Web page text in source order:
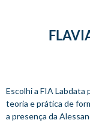
Escolhi a FIA
teoria e prática de
a presença da